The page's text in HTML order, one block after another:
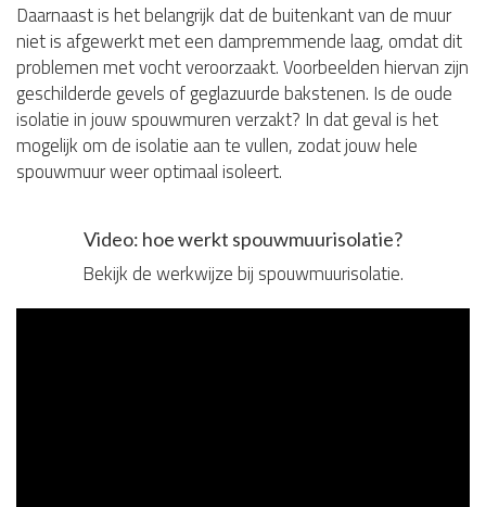
Daarnaast is het belangrijk dat de buitenkant van de muur
niet is afgewerkt met een dampremmende laag, omdat dit
problemen met vocht veroorzaakt. Voorbeelden hiervan zijn
geschilderde gevels of geglazuurde bakstenen. Is de oude
isolatie in jouw spouwmuren verzakt? In dat geval is het
mogelijk om de isolatie aan te vullen, zodat jouw hele
spouwmuur weer optimaal isoleert.
Video: hoe werkt spouwmuurisolatie?
Bekijk de werkwijze bij spouwmuurisolatie.